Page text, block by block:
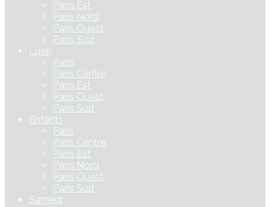
Paris Est
Paris Nord
Paris Ouest
Paris Sud
Luxe
Paris
Paris Centre
Paris Est
Paris Ouest
Paris Sud
Enfants
Paris
Paris Centre
Paris Est
Paris Nord
Paris Ouest
Paris Sud
Samedi